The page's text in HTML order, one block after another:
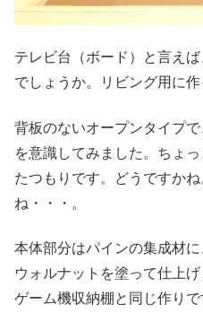
テレビ台（ボード）と言え
でしょうか。リビング用に作
背板のないオープンタイプ
を意識してみました。ちょ
たつもりです。どうですか
ね・・・。
本体部分はパインの集成材
ウォルナットを塗って仕上
ゲーム機収納棚と同じ作りで